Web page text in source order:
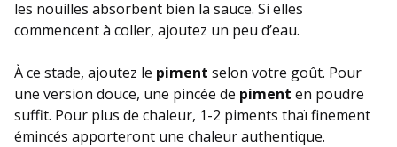
les nouilles absorbent bien la sauce. Si elles
commencent à coller, ajoutez un peu d’eau.
À ce stade, ajoutez le piment selon votre goût. Pour
une version douce, une pincée de piment en poudre
suffit. Pour plus de chaleur, 1-2 piments thaï finement
émincés apporteront une chaleur authentique.